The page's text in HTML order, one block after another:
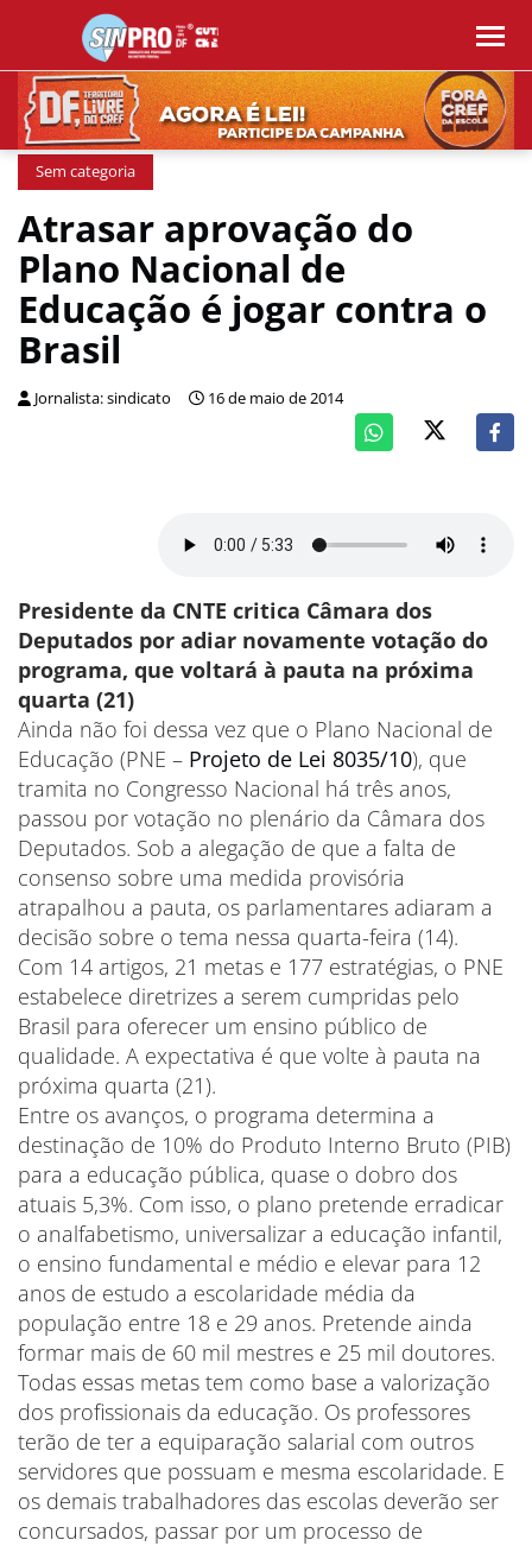
Sem categoria
Atrasar aprovação do
Plano Nacional de
Educação é jogar contra o
Brasil
Jornalista: sindicato 16 de maio de 2014
Presidente da CNTE critica Câmara dos
Deputados por adiar novamente votação do
programa, que voltará à pauta na próxima
quarta (21)
Ainda não foi dessa vez que o Plano Nacional de
Educação (PNE – Projeto de Lei 8035/10), que
tramita no Congresso Nacional há três anos,
passou por votação no plenário da Câmara dos
Deputados. Sob a alegação de que a falta de
consenso sobre uma medida provisória
atrapalhou a pauta, os parlamentares adiaram a
decisão sobre o tema nessa quarta-feira (14).
Com 14 artigos, 21 metas e 177 estratégias, o PNE
estabelece diretrizes a serem cumpridas pelo
Brasil para oferecer um ensino público de
qualidade. A expectativa é que volte à pauta na
próxima quarta (21).
Entre os avanços, o programa determina a
destinação de 10% do Produto Interno Bruto (PIB)
para a educação pública, quase o dobro dos
atuais 5,3%. Com isso, o plano pretende erradicar
o analfabetismo, universalizar a educação infantil,
o ensino fundamental e médio e elevar para 12
anos de estudo a escolaridade média da
população entre 18 e 29 anos. Pretende ainda
formar mais de 60 mil mestres e 25 mil doutores.
Todas essas metas tem como base a valorização
dos profissionais da educação. Os professores
terão de ter a equiparação salarial com outros
servidores que possuam e mesma escolaridade. E
os demais trabalhadores das escolas deverão ser
concursados, passar por um processo de